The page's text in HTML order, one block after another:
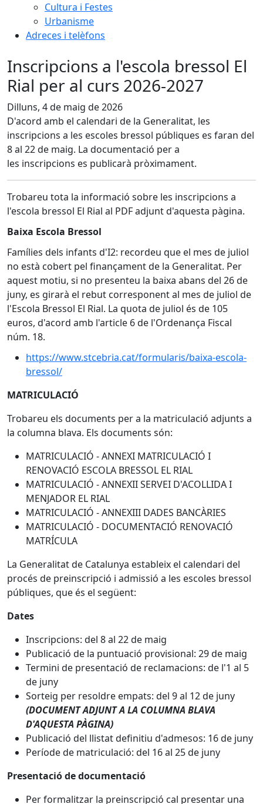
Cultura i Festes
Urbanisme
Adreces i telèfons
Inscripcions a l'escola bressol El
Rial per al curs 2026-2027
Dilluns, 4 de maig de 2026
D'acord amb el calendari de la Generalitat, les
inscripcions a les escoles bressol públiques es faran del
8 al 22 de maig. La documentació per a
les inscripcions es publicarà pròximament.
Trobareu tota la informació sobre les inscripcions a
l'escola bressol El Rial al PDF adjunt d'aquesta pàgina.
Baixa Escola Bressol
Famílies dels infants d'I2: recordeu que el mes de juliol
no està cobert pel finançament de la Generalitat. Per
aquest motiu, si no presenteu la baixa abans del 26 de
juny, es girarà el rebut corresponent al mes de juliol de
l'Escola Bressol El Rial. La quota de juliol és de 105
euros, d'acord amb l'article 6 de l'Ordenança Fiscal
núm. 18.
https://www.stcebria.cat/formularis/baixa-escola-
bressol/
MATRICULACIÓ
Trobareu els documents per a la matriculació adjunts a
la columna blava. Els documents són:
MATRICULACIÓ - ANNEXI MATRICULACIÓ I
RENOVACIÓ ESCOLA BRESSOL EL RIAL
MATRICULACIÓ - ANNEXII SERVEI D'ACOLLIDA I
MENJADOR EL RIAL
MATRICULACIÓ - ANNEXIII DADES BANCÀRIES
MATRICULACIÓ - DOCUMENTACIÓ RENOVACIÓ
MATRÍCULA
La Generalitat de Catalunya estableix el calendari del
procés de preinscripció i admissió a les escoles bressol
públiques, que és el següent:
Dates
Inscripcions: del 8 al 22 de maig
Publicació de la puntuació provisional: 29 de maig
Termini de presentació de reclamacions: de l'1 al 5
de juny
Sorteig per resoldre empats: del 9 al 12 de juny
(DOCUMENT ADJUNT A LA COLUMNA BLAVA
D'AQUESTA PÀGINA)
Publicació del llistat definitiu d'admesos: 16 de juny
Període de matriculació: del 16 al 25 de juny
Presentació de documentació
Per formalitzar la preinscripció cal presentar una